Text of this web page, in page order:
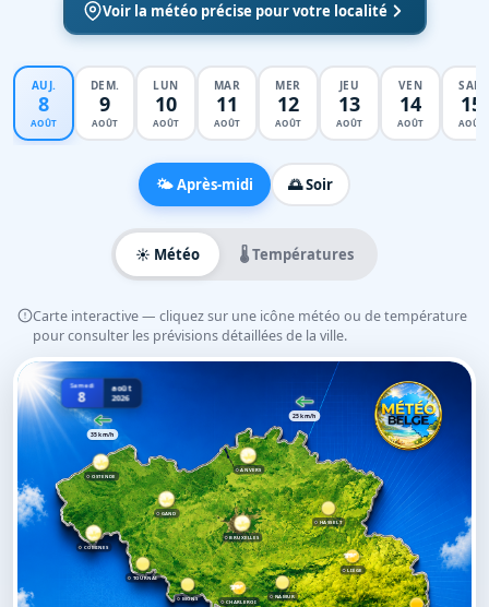
Voir la météo précise pour votre localité
AUJ.
8
AOÛT
DEM.
9
AOÛT
LUN
10
AOÛT
MAR
11
AOÛT
MER
12
AOÛT
JEU
13
AOÛT
VEN
14
AOÛT
SAM
15
AOÛT
🌤️ Après-midi 🌅 Soir
☀️ Météo 🌡️ Températures
Carte interactive — cliquez sur une icône météo ou de température
pour consulter les prévisions détaillées de la ville.
CHARLEROI
NAMUR
LIÈGE
MONS
TOURNAI
OSTENDE
GAND
BRUXELLES
ANVERS
HASSELT
COMINES
35 km/h
25 km/h
Samedi
8
août
2026